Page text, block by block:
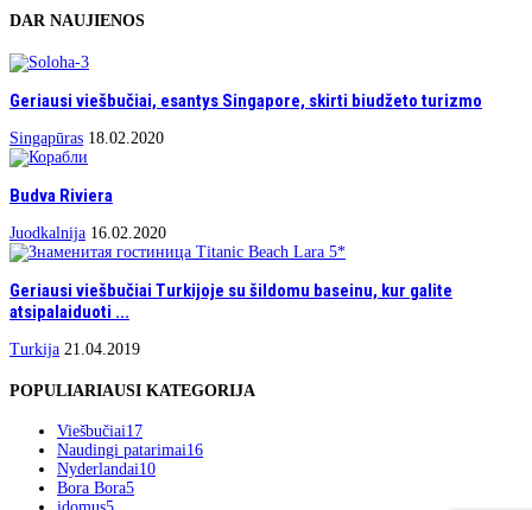
DAR NAUJIENOS
Geriausi viešbučiai, esantys Singapore, skirti biudžeto turizmo
Singapūras 18.02.2020
Budva Riviera
Juodkalnija 16.02.2020
Geriausi viešbučiai Turkijoje su šildomu baseinu, kur galite
atsipalaiduoti ...
Turkija 21.04.2019
POPULIARIAUSI KATEGORIJA
Viešbučiai17
Naudingi patarimai16
Nyderlandai10
Bora Bora5